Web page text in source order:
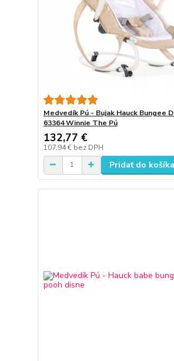
Medvedík Pú - Bujak Hauck Bungee
63364 Winnie The Pú
132,77 €
107,94 € bez DPH
Pridať do košíka